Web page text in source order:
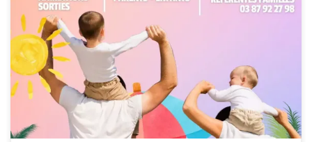
Et si vous vous accordiez un vrai moment rien qu’avec
votre enfant ? L’Espace Famille vous invite à découvrir son
programme d’Ateliers Parent-Enfant, du 6 juillet au 6 août
2026. Venez partager des moments de complicité
précieux et qui vous laisseront de merveilleux souvenirs
Au programme : des activités créatives […]